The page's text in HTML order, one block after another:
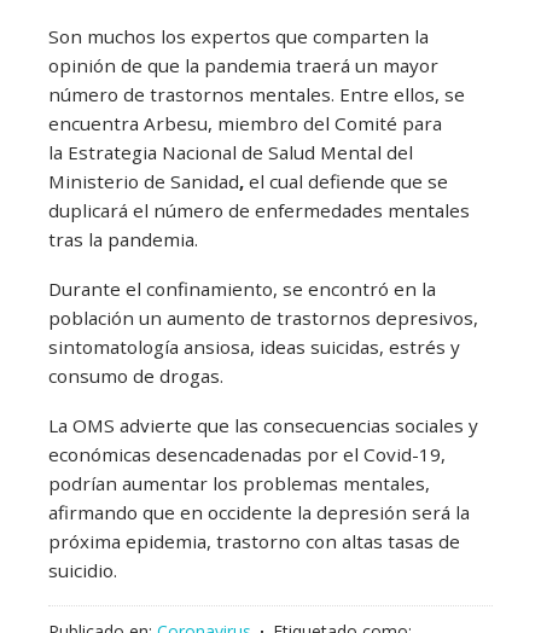
Son muchos los expertos que comparten la
opinión de que la pandemia traerá un mayor
número de trastornos mentales. Entre ellos, se
encuentra Arbesu, miembro del Comité para
la Estrategia Nacional de Salud Mental del
Ministerio de Sanidad, el cual defiende que se
duplicará el número de enfermedades mentales
tras la pandemia.
Durante el confinamiento, se encontró en la
población un aumento de trastornos depresivos,
sintomatología ansiosa, ideas suicidas, estrés y
consumo de drogas.
La OMS advierte que las consecuencias sociales y
económicas desencadenadas por el Covid-19,
podrían aumentar los problemas mentales,
afirmando que en occidente la depresión será la
próxima epidemia, trastorno con altas tasas de
suicidio.